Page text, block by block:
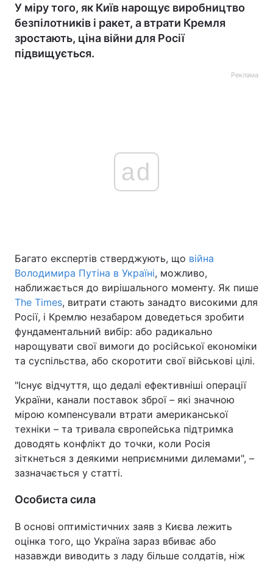
У міру того, як Київ нарощує виробництво
безпілотників і ракет, а втрати Кремля
зростають, ціна війни для Росії
підвищується.
Реклама
ad
Багато експертів стверджують, що війна
Володимира Путіна в Україні, можливо,
наближається до вирішального моменту. Як пише
The Times, витрати стають занадто високими для
Росії, і Кремлю незабаром доведеться зробити
фундаментальний вибір: або радикально
нарощувати свої вимоги до російської економіки
та суспільства, або скоротити свої військові цілі.
"Існує відчуття, що дедалі ефективніші операції
України, канали поставок зброї – які значною
мірою компенсували втрати американської
техніки – та тривала європейська підтримка
доводять конфлікт до точки, коли Росія
зіткнеться з деякими неприємними дилемами", –
зазначається у статті.
Особиста сила
В основі оптимістичних заяв з Києва лежить
оцінка того, що Україна зараз вбиває або
назавжди виводить з ладу більше солдатів, ніж